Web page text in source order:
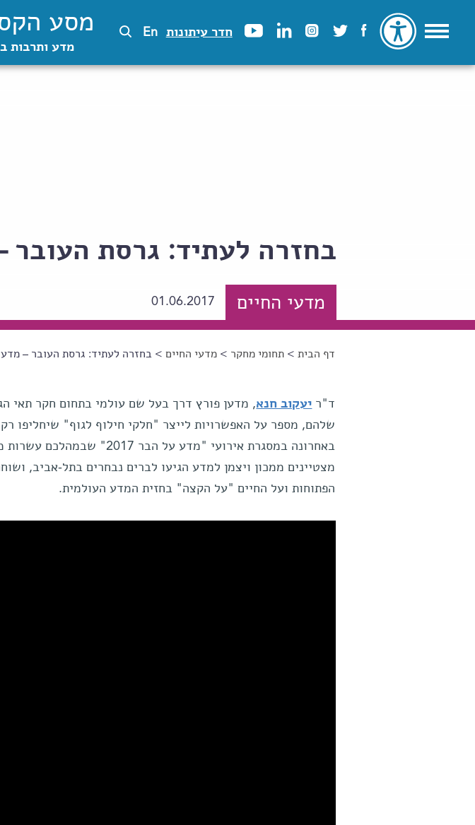
חדר עיתונות En מסע
מדע ותרבות
בחזרה לעתיד: גרסת העובר –
מדעי החיים 01.06.2017
הינך נמצא כאן
דף הבית >תחומי מחקר >מדעי החיים > בחזרה לעתיד: גרסת העובר – מדע על
ד"ר יעקוב חנא, מדען פורץ דרך בעל שם עולמי בתחום חקר תאי
שלהם, מספר על האפשרויות לייצר "חלקי חילוף לגוף" שיחליפו
באחרונה במסגרת אירועי "מדע על
מצטיינים ממכון ויצמן למדע הגיעו לברים נבחרים בתל-אביב,
הפתוחות ועל החיים "על הקצה" בחזית המדע העולמית.